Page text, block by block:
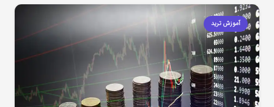
آموزش ترید